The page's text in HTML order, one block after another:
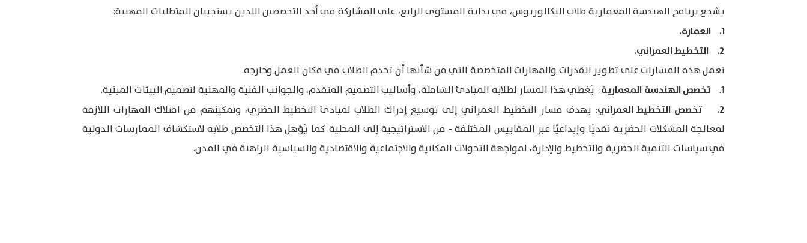
يشجع برنامج الهندسة المعمارية طلاب البكالوريوس، في بداية المستوى الرابع، على المشاركة في أحد التخصصين اللذين يستجيبان للمتطلبات المهنية:
1. العمارة.
2. التخطيط العمراني.
تعمل هذه المسارات على تطوير القدرات والمهارات المتخصصة التي من شأنها أن تخدم الطلاب في مكان العمل وخارجه.
1.
تخصص الهندسة المعمارية: يُغطي هذا المسار لطلابه المبادئ الشاملة، وأساليب التصميم المتقدم، والجوانب الفنية والمهنية لتصميم البيئات المبنية.
2. تخصص التخطيط العمراني
: يهدف مسار التخطيط العمراني إلى توسيع إدراك الطلاب لمبادئ التخطيط الحضري، وتمكينهم من امتلاك المهارات اللازمة
لمعالجة المشكلات الحضرية نقديًا وإبداعيًا عبر المقاييس المختلفة - من الاستراتيجية إلى المحلية. كما يُؤهل هذا التخصص طلابه لاستكشاف الممارسات الدولية
في سياسات التنمية الحضرية والتخطيط والإدارة، لمواجهة التحولات المكانية والاجتماعية والاقتصادية والسياسية الراهنة في المدن.